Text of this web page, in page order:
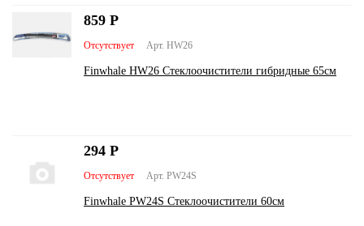
Арт. HW26
Отсутствует
Finwhale HW26 Стеклоочистители гибридные 65см
859 Р
Арт. PW24S
Отсутствует
Finwhale PW24S Стеклоочистители 60см
294 Р